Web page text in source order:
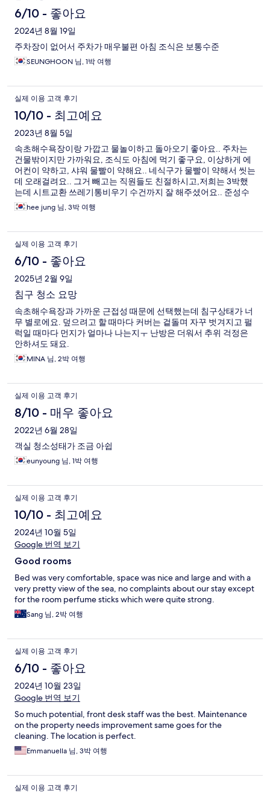
6/10 - 좋아요
2024년 8월 19일
주차장이 없어서 주차가 매우불편 아침 조식은 보통수준
SEUNGHOON 님, 1박 여행
실제 이용 고객 후기
10/10 - 최고예요
2023년 8월 5일
속초해수욕장이랑 가깝고 물놀이하고 돌아오기 좋아요.. 주차는
건물밖이지만 가까워요, 조식도 아침에 먹기 좋구요, 이상하게 에
어컨이 약하고, 샤워 물빨이 약해요.. 네식구가 물빨이 약해서 씻는
데 오래걸려요.. 그거 빼고는 직원들도 친절하시고,저희는 3박했
는데 시트교환 쓰레기통비우기 수건까지 잘 해주셨어요.. 준성수
기였는데 금액도 만족 스러웠엉ᆢㄷ
hee jung 님, 3박 여행
실제 이용 고객 후기
6/10 - 좋아요
2025년 2월 9일
침구 청소 요망
속초해수욕장과 가까운 근접성 때문에 선택했는데 침구상태가 너
무 별로에요. 덮으려고 할 때마다 커버는 겉돌며 자꾸 벗겨지고 펄
럭일 때마다 먼지가 얼마나 나는지ㅜ 난방은 더워서 추위 걱정은
안하셔도 돼요.
MINA 님, 2박 여행
실제 이용 고객 후기
8/10 - 매우 좋아요
2022년 6월 28일
객실 청소성태가 조금 아쉽
eunyoung 님, 1박 여행
실제 이용 고객 후기
10/10 - 최고예요
2024년 10월 5일
Google 번역 보기
Good rooms
Bed was very comfortable, space was nice and large and with a
very pretty view of the sea, no complaints about our stay except
for the room perfume sticks which were quite strong.
Sang 님, 2박 여행
실제 이용 고객 후기
6/10 - 좋아요
2024년 10월 23일
Google 번역 보기
So much potential, front desk staff was the best. Maintenance
on the property needs improvement same goes for the
cleaning. The location is perfect.
Emmanuella 님, 3박 여행
실제 이용 고객 후기